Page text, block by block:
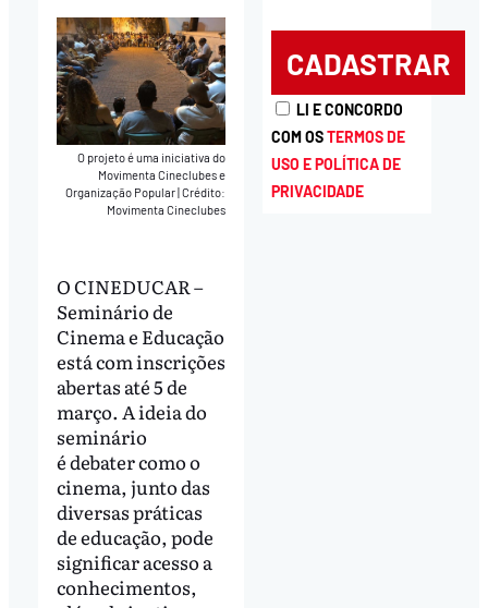
O projeto é uma iniciativa do
Movimenta Cineclubes e
Organização Popular|Crédito:
Movimenta Cineclubes
O CINEDUCAR –
Seminário de
Cinema e Educação
está com inscrições
abertas até 5 de
março. A ideia do
seminário
é debater como o
cinema, junto das
diversas práticas
de educação, pode
significar acesso a
conhecimentos,
LI E CONCORDO
COM OSTERMOS DE
USO E POLÍTICA DE
PRIVACIDADE